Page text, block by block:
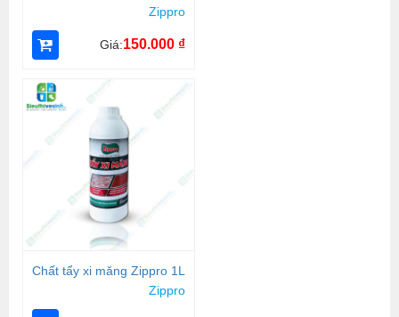
Zippro
Giá:150.000 ₫
Chất tẩy xi măng Zippro 1L
Zippro